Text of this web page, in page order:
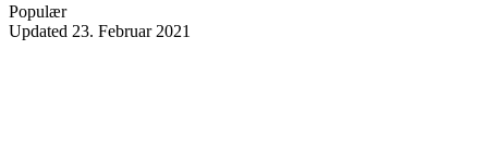
Populær
Updated 23. Februar 2021